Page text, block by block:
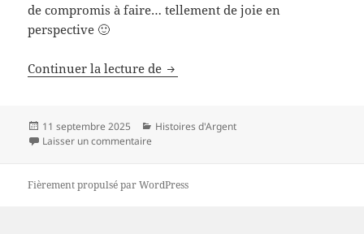
de compromis à faire… tellement de joie en
perspective 🙂
Continuer la lecture de Des couples parlent d’argent
Publié
le
11 septembre 2025 Catégories
Histoires d'Argent
Laisser un commentaire
Fièrement propulsé par WordPress